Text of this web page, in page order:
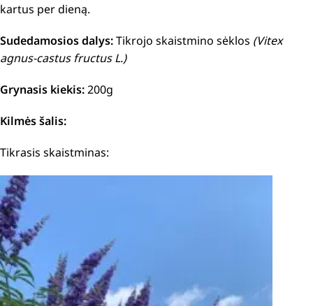
kartus per dieną.
Sudedamosios dalys:Tikrojo skaistmino sėklos (Vitex
agnus-castus fructus L.)
Grynasis kiekis:200g
Kilmės šalis:
Tikrasis skaistminas: